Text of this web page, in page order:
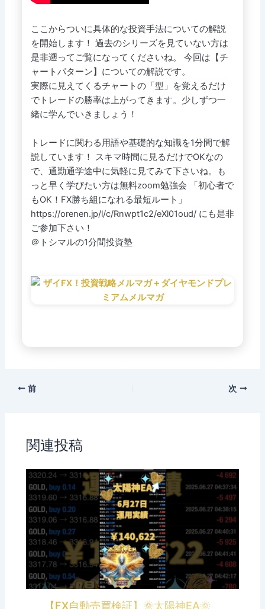
ここからついに具体的な投資手法についての解説
を開始します！ 過去のシリーズを見ていない方は
是非遡ってご覧になってくださいね。 今回は【チ
ャートパターン】についての解説です。
実際に見えてくるチャートの「型」を覚えるだけ
でトレードの勝率は上がってきます。少しずつ一
緒に学んでいきましょう！
トレードに関わる用語や基礎的な知識を1分間で解
説しています！ スキマ時間に見るだけでOKなの
で、通勤通学途中に気軽に見てみて下さいね。も
っと早く学びたい方は無料zoom勉強会 「初心者で
もOK！FX勝ち組になれる最短ルート」
https://orenen.jp/l/c/Rnwpt1c2/eXl01oud/ にも是非
ご参加下さい！
＠トシマルの1分間投資塾
前 次
関連投稿
【FX自動売買検証】🌞太陽神EA🌞